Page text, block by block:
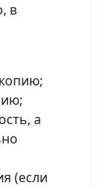
в
а
(если